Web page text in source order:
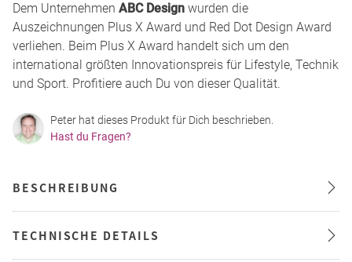
Dem Unternehmen ABC Design wurden die
Auszeichnungen Plus X Award und Red Dot Design Award
verliehen. Beim Plus X Award handelt sich um den
international größten Innovationspreis für Lifestyle, Technik
und Sport. Profitiere auch Du von dieser Qualität.
Peter hat dieses Produkt für Dich beschrieben.
Hast du Fragen?
BESCHREIBUNG
TECHNISCHE DETAILS